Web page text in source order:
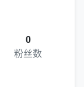
0
粉丝数